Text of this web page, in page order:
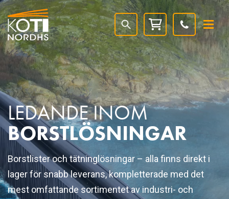
LEDANDE INOM
BORSTLÖSNINGAR
Borstlister och tätninglösningar – alla finns direkt i
lager för snabb leverans, kompletterade med det
mest omfattande sortimentet av industri- och